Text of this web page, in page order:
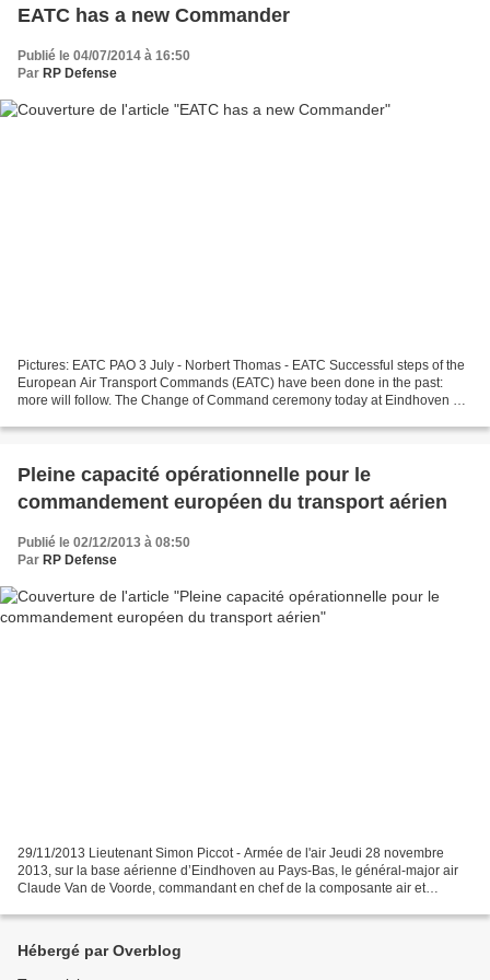
EATC has a new Commander
Publié le 04/07/2014 à 16:50
Par RP Defense
Pictures: EATC PAO 3 July - Norbert Thomas - EATC Successful steps of the
European Air Transport Commands (EATC) have been done in the past:
more will follow. The Change of Command ceremony today at Eindhoven Air
Pleine capacité opérationnelle pour le
commandement européen du transport aérien
Publié le 02/12/2013 à 08:50
Par RP Defense
29/11/2013 Lieutenant Simon Piccot - Armée de l'air Jeudi 28 novembre
2013, sur la base aérienne d’Eindhoven au Pays-Bas, le général-major air
Claude Van de Voorde, commandant en chef de la composante air et
Hébergé par Overblog